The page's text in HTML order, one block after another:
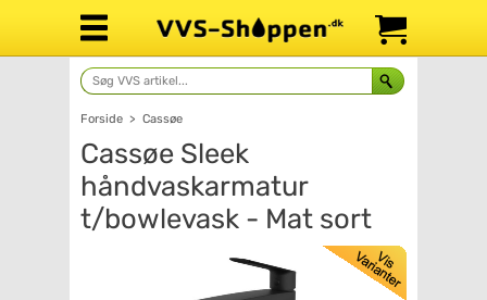
Forside > Cassøe
Cassøe Sleek
håndvaskarmatur
t/bowlevask - Mat sort